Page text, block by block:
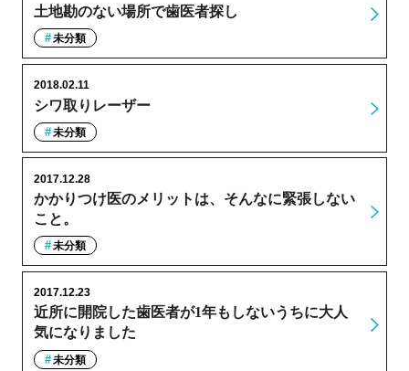
土地勘のない場所で歯医者探し
未分類
シワ取りレーザー
2018.02.11
未分類
かかりつけ医のメリットは、そんなに緊張しない
こと。
2017.12.28
未分類
近所に開院した歯医者が1年もしないうちに大人
気になりました
2017.12.23
未分類